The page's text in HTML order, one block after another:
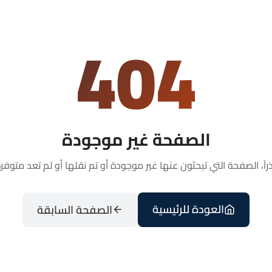
404
الصفحة غير موجودة
الصفحة التي تبحثون عنها غير موجودة أو تم نقلها أو لم تعد
العودة للرئيسية الصفحة السابقة